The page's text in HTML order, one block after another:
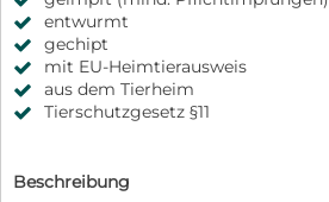
entwurmt
gechipt
mit EU-Heimtierausweis
aus dem Tierheim
Tierschutzgesetz §11
Beschreibung